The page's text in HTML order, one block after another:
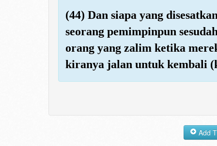
(44) Dan siapa yang
seorang pemimpinpun
orang yang zalim ketika
kiranya jalan untuk kembali